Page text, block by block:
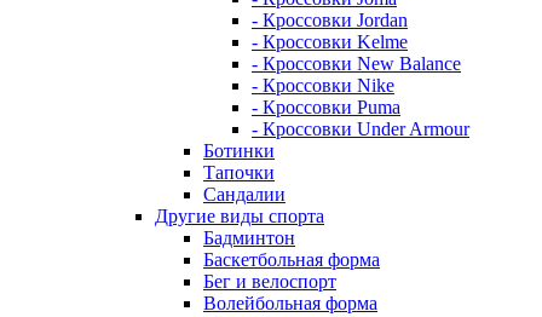
- Кроссовки Jordan
- Кроссовки Kelme
- Кроссовки New Balance
- Кроссовки Nike
- Кроссовки Puma
- Кроссовки Under Armour
Ботинки
Тапочки
Сандалии
Другие виды спорта
Бадминтон
Баскетбольная форма
Бег и велоспорт
Волейбольная форма